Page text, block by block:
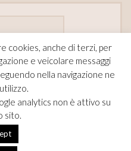
cookies, anche di terzi, per
e veicolare messaggi
nella navigazione ne
analytics non è attivo su
sito.